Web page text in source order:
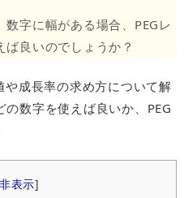
字に幅がある場合、PEGレ
良いのでしょうか？
や成長率の求め方について解
数字を使えば良いか、PEG
非表示]